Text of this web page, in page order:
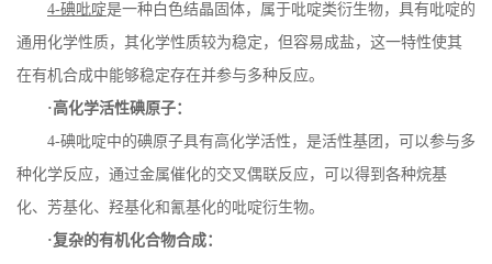
4-碘吡啶是一种白色结晶固体，属于吡啶类衍生物，具有吡啶的
通用化学性质，其化学性质较为稳定，但容易成盐，这一特性使其
在有机合成中能够稳定存在并参与多种反应。
·高化学活性碘原子：
4-碘吡啶中的碘原子具有高化学活性，是活性基团，可以参与多
种化学反应，通过金属催化的交叉偶联反应，可以得到各种烷基
化、芳基化、羟基化和氰基化的吡啶衍生物。
·复杂的有机化合物合成：